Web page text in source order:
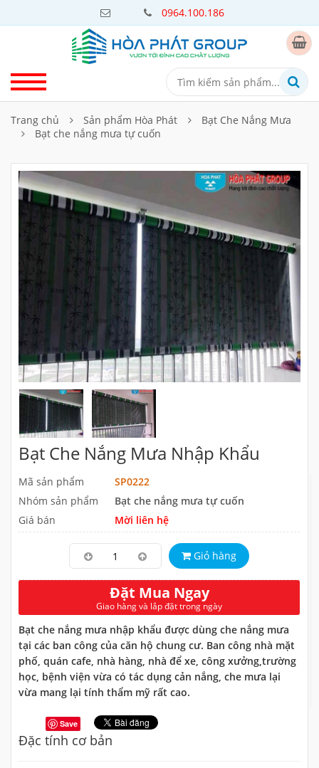
0964.100.186
Trang chủ Sản phẩm Hòa Phát
Bạt Che Nắng Mưa
Bạt che nắng mưa tự cuốn
Bạt Che Nắng Mưa Nhập Khẩu
Mã sản phẩm
SP0222
Nhóm sản phẩm
Bạt che nắng mưa tự cuốn
Giá bán
Mời liên hệ
Giỏ hàng
Đặt Mua Ngay
Giao hàng và lắp đặt trong ngày
Bạt che nắng mưa nhập khẩu được dùng che nắng mưa
tại các ban công của căn hộ chung cư. Ban công nhà mặt
phố, quán cafe, nhà hàng, nhà để xe, công xưởng,trường
học, bệnh viện vừa có tác dụng cản nắng, che mưa lại
vừa mang lại tính thẩm mỹ rất cao.
Save
Đặc tính cơ bản